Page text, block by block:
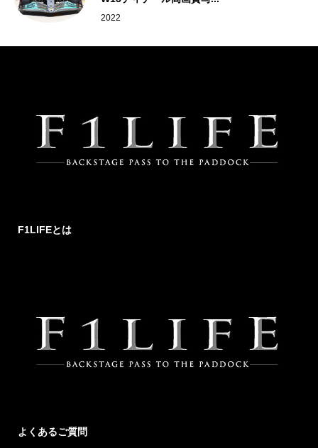
2022
F1LIFEとは
よくあるご質問